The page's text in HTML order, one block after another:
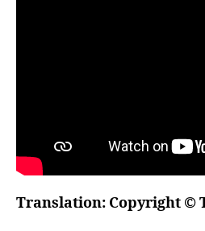
Translation: Copyright ©